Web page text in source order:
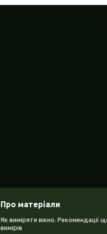
Про матеріали
Як виміряти вікно. Рекомендації
вимірів